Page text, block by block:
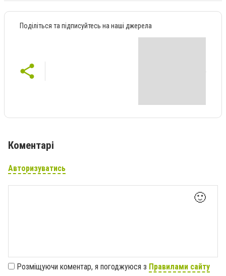
Поділіться та підписуйтесь на наші джерела
Коментарі
Авторизуватись
🙂
Розміщуючи коментар, я погоджуюся з Правилами сайту